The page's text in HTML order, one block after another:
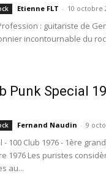
Etienne FLT - 10 octobre
: guitariste de
incontournable du
Punk Special
Fernand Naudin - 9
- 100 Club 1976 - 1ère
1976 Les puristes
au...